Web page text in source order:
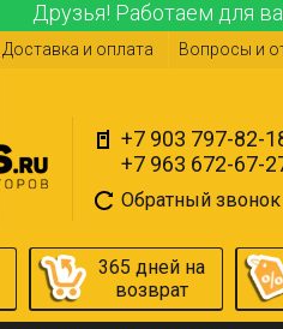
Друзья! Работаем для
Доставка и оплата Вопросы и
+7 903 797-82-
+7 963 672-67-
Обратный звонок
365 дней на
возврат